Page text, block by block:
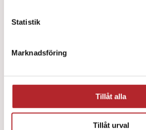
Statistik
Marknadsföring
Tillåt alla
Tillåt urval
Pocketmask O² ventil/filter